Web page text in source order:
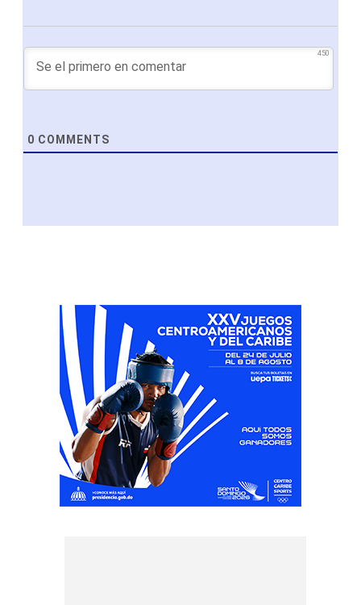
450
0 COMMENTS